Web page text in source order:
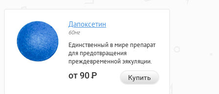
Дапоксетин
60мг
Единственный в мире препарат
для предотвращения
преждевременной эякуляции.
от 90Р Купить